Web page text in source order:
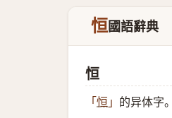
恒國語辭典
恒
「 恒 」 的异体字。